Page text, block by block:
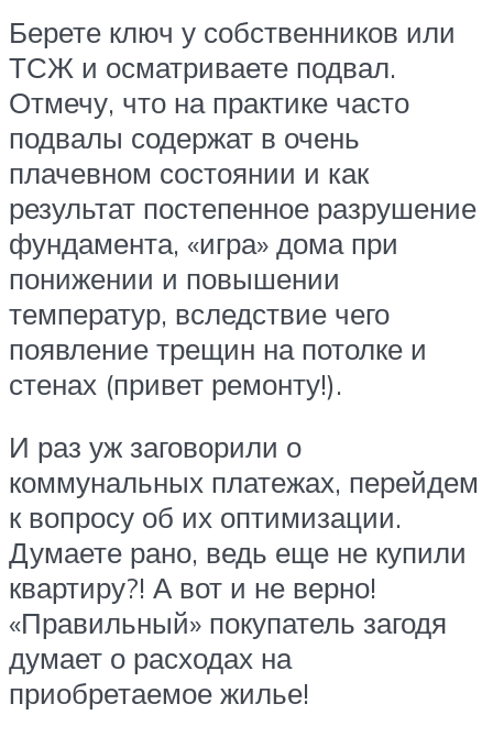
Берете ключ у собственников или
ТСЖ и осматриваете подвал.
Отмечу, что на практике часто
подвалы содержат в очень
плачевном состоянии и как
результат постепенное разрушение
фундамента, «игра» дома при
понижении и повышении
температур, вследствие чего
появление трещин на потолке и
стенах (привет ремонту!).
И раз уж заговорили о
коммунальных платежах, перейдем
к вопросу об их оптимизации.
Думаете рано, ведь еще не купили
квартиру?! А вот и не верно!
«Правильный» покупатель загодя
думает о расходах на
приобретаемое жилье!